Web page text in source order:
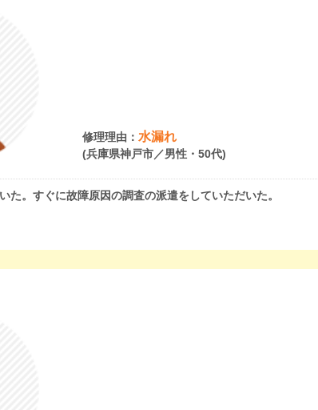
修理理由： 水漏れ
(兵庫県神戸市／男性・50代)
た。すぐに故障原因の調査の派遣をしていただいた。